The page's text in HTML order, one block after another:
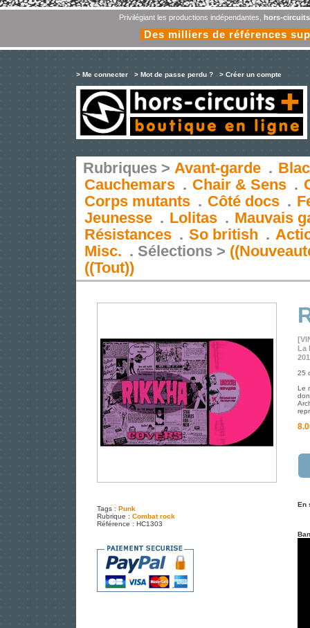
Privilégiant les productions indépendantes, hors-
Des milliers de références
> Me connecter > Mot de passe perdu ? > Créer un compte
Rubriques > Avant-garde .
Cauchemars . Chair & Sens .
Corps mutants . Côté docs .
Jeunesse . Lolitas . Mauvais
Résistances . So british .
Misc. . Sélections >
((Tout))
Tags : Punk
Rubrique : Combat rock
Référence : HC1303
La
25
Le
En